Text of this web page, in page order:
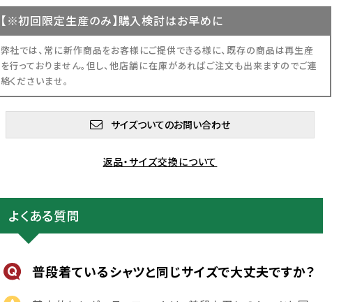
【※初回限定生産のみ】購入検討はお早めに
弊社では、常に新作商品をお客様にご提供できる様に、既存の商品は再生産
を行っておりません。但し、他店舗に在庫があればご注文も出来ますのでご連
絡くださいませ。
サイズついてのお問い合わせ
返品・サイズ交換について
よくある質問
普段着ているシャツと同じサイズで大丈夫ですか？